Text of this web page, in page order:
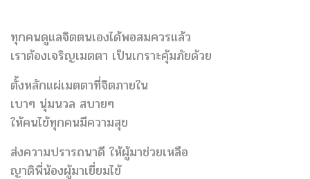
ทุกคนดูแลจิตตนเองได้พอสมควรแล้ว
เราต้องเจริญเมตตา เป็นเกราะคุ้มภัยด้วย
ตั้งหลักแผ่เมตตาที่จิตภายใน​
เบาๆ นุ่มนวล​ สบายๆ
ให้คนไข้ทุกคนมีความสุข
ส่งความปรารถนาดี​ ให้ผู้มาช่วยเหลือ
ญาติพี่น้องผู้มาเยี่ยมไข้